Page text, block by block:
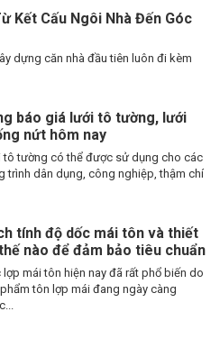
Kết Cấu Ngôi Nhà Đến Góc
dựng căn nhà đầu tiên luôn đi kèm
báo giá lưới tô tường, lưới
nứt hôm nay
tô tường có thể được sử dụng cho các
trình dân dụng, công nghiệp, thậm chí
tính độ dốc mái tôn và thiết
nào để đảm bảo tiêu chuẩn
lợp mái tôn hiện nay đã rất phổ biến do
tôn lợp mái đang ngày càng